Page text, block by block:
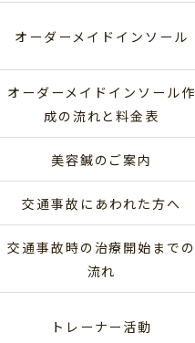
オーダーメイドインソール
オーダーメイドインソール作
成の流れと料金表
美容鍼のご案内
交通事故にあわれた方へ
交通事故時の治療開始までの
流れ
トレーナー活動